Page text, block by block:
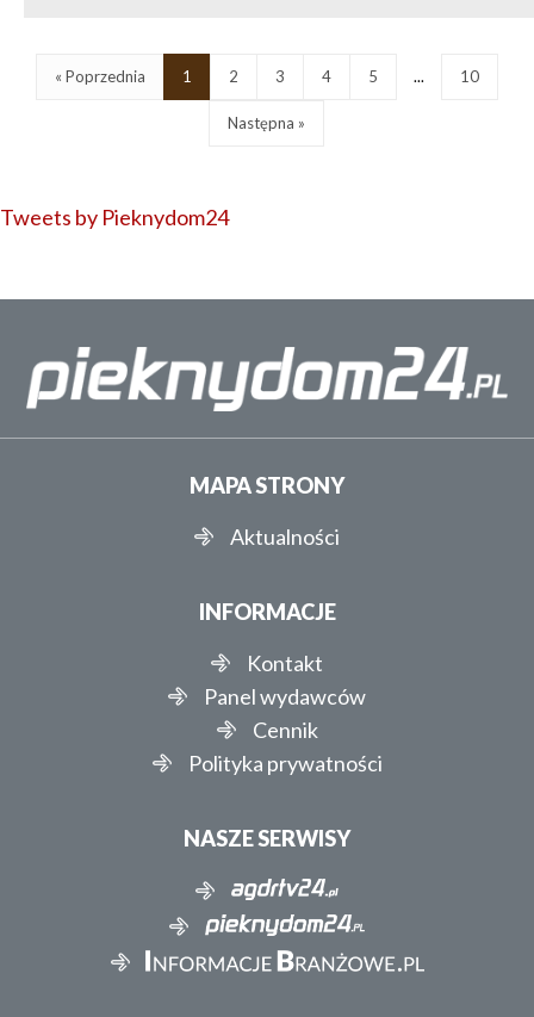
« Poprzednia 1 2 3 4 5 ... 10
Następna »
Tweets by Pieknydom24
MAPA STRONY
Aktualności
INFORMACJE
Kontakt
Panel wydawców
Cennik
Polityka prywatności
NASZE SERWISY